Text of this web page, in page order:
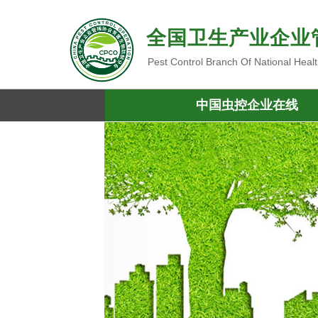
全国卫生产业企
Pest Control Branch Of National
中国虫控企业在线